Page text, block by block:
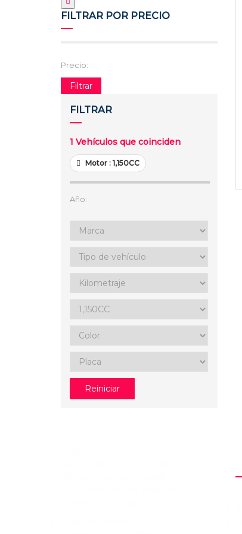
FILTRAR POR PRECIO
Precio:
Filtrar
FILTRAR
1 Vehículos que coinciden
Motor : 1,150CC
Año:
Reiniciar